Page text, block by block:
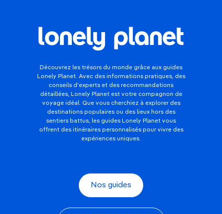
Découvrez les trésors du monde grâce aux guides
Lonely Planet. Avec des informations pratiques, des
conseils d'experts et des recommandations
détaillées, Lonely Planet est votre compagnon de
voyage idéal. Que vous cherchiez à explorer des
destinations populaires ou des lieux hors des
sentiers battus, les guides Lonely Planet vous
offrent des itinéraires personnalisés pour vivre des
expériences uniques.
Nos guides